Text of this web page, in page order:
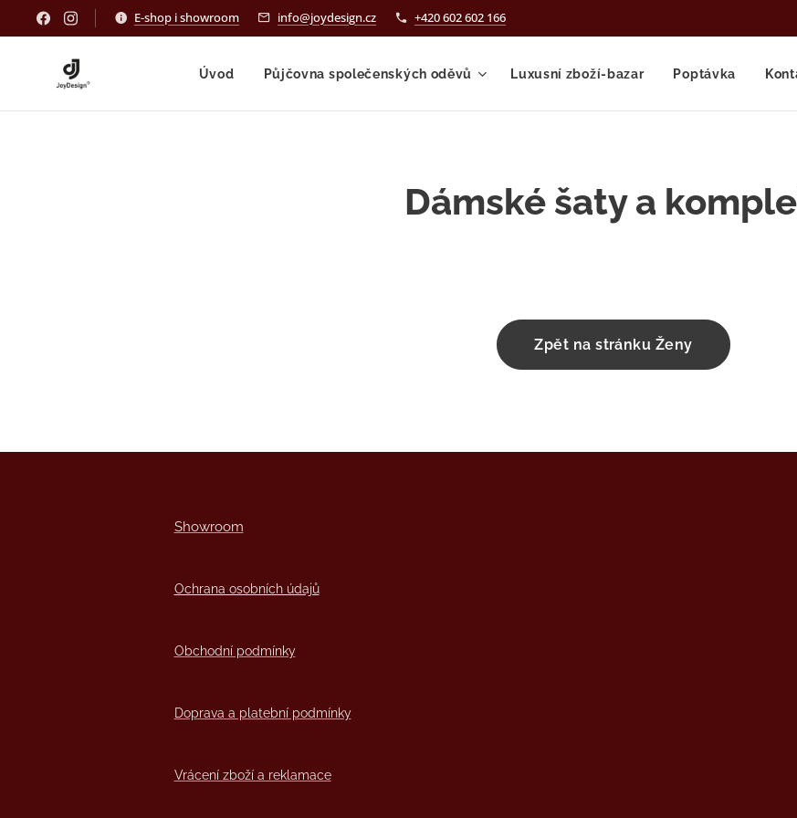
E-shop i showroom info@joydesign.cz +420 602 602 166
Úvod Půjčovna společenských oděvů Luxusní zboží-bazar Poptávka
Dámské šaty a
Zpět na stránku Ženy
Showroom
Ochrana osobních údajů
Obchodní podmínky
Doprava a platební podmínky
Vrácení zboží a reklamace